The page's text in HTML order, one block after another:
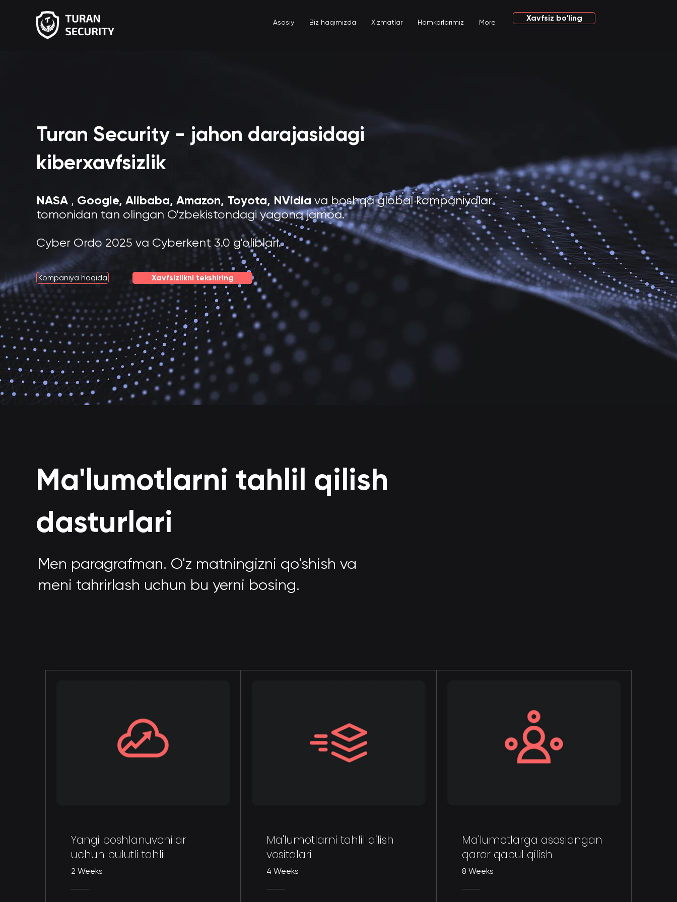
Asosiy Biz haqimizda Xizmatlar Hamkorlarimiz More Xavfsiz bo'ling
Turan Security - jahon darajasidagi
kiberxavfsizlik
NASA , Google, Alibaba, Amazon, Toyota, NVidia va boshqa global kompaniyalar
tomonidan tan olingan O'zbekistondagi yagona jamoa.
Cyber Ordo 2025 va Cyberkent 3.0 g'oliblari.
Kompaniya haqida Xavfsizlikni tekshiring
Ma'lumotlarni tahlil qilish
dasturlari
Men paragrafman. O'z matningizni qo'shish va
meni tahrirlash uchun bu yerni bosing.
Yangi boshlanuvchilar
uchun bulutli tahlil
2 Weeks
Ma'lumotlarni tahlil qilish
vositalari
4 Weeks
Ma'lumotlarga asoslangan
qaror qabul qilish
8 Weeks